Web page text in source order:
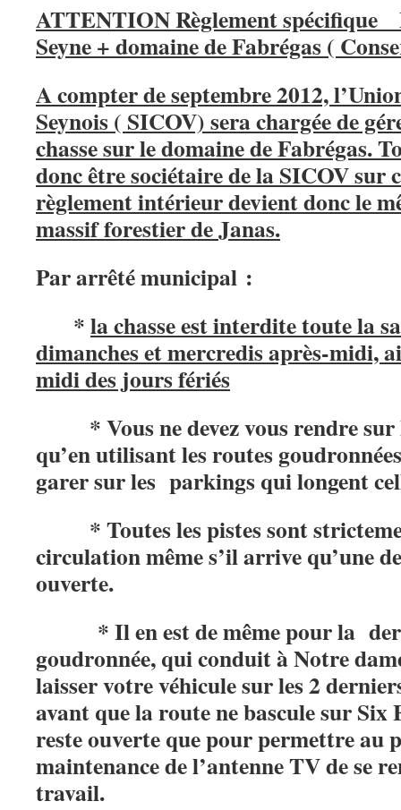
ATTENTION Règlement spécifique
Seyne + domaine de Fabrégas (
A compter de septembre 2012,
Seynois ( SICOV) sera chargée de
chasse sur le domaine de Fabrégas.
donc être sociétaire de la SICOV sur
règlement intérieur devient donc le
massif forestier de Janas.
Par arrêté municipal :
*la chasse est interdite toute la
dimanches et mercredis après-midi,
midi des jours fériés
* Vous ne devez vous rendre sur
qu’en utilisant les routes
garer sur les parkings qui longent
* Toutes les pistes sont
circulation même s’il arrive qu’une
ouverte.
* Il en est de même pour la
goudronnée, qui conduit à Notre
laisser votre véhicule sur les 2
avant que la route ne bascule sur
reste ouverte que pour permettre au
maintenance de l’antenne TV de se
travail.